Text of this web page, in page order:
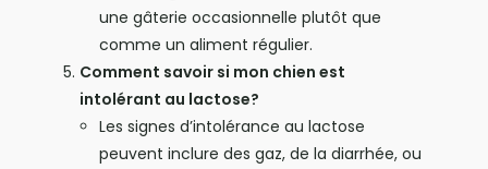
une gâterie occasionnelle plutôt que
comme un aliment régulier.
Comment savoir si mon chien est
intolérant au lactose?
Les signes d’intolérance au lactose
peuvent inclure des gaz, de la diarrhée, ou